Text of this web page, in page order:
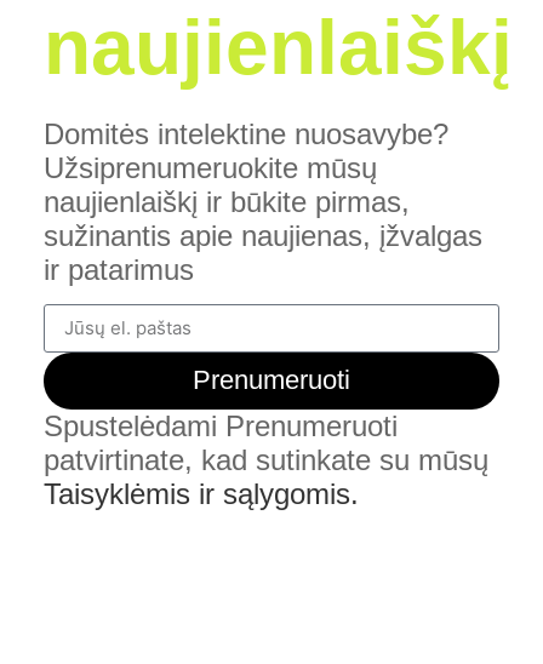
naujienlaiškį
Domitės intelektine nuosavybe?
Užsiprenumeruokite mūsų
naujienlaiškį ir būkite pirmas,
sužinantis apie naujienas, įžvalgas
ir patarimus
Prenumeruoti
Spustelėdami Prenumeruoti
patvirtinate, kad sutinkate su mūsų
Taisyklėmis ir sąlygomis.